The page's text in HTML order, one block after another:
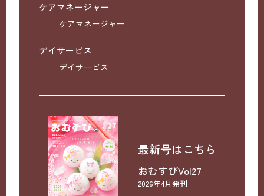
ケアマネージャー
ケアマネージャー
デイサービス
デイサービス
最新号はこちら
おむすびVol27
2026年4月発刊